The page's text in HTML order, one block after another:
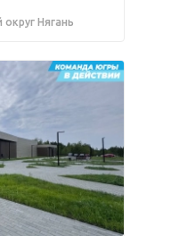
Нягань